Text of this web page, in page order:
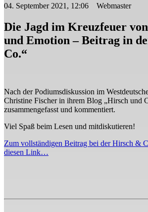
04. September 2021, 12:06 Webmaster
Die Jagd im Kreuzfeuer
und Emotion – Beitrag in
Co.“
Nach der Podiumsdiskussion im
Christine Fischer in ihrem Blog „Hirsch und
zusammengefasst und kommentiert.
Viel Spaß beim Lesen und mitdiskutieren!
Zum vollständigen Beitrag bei der Hirsch &
diesen Link…